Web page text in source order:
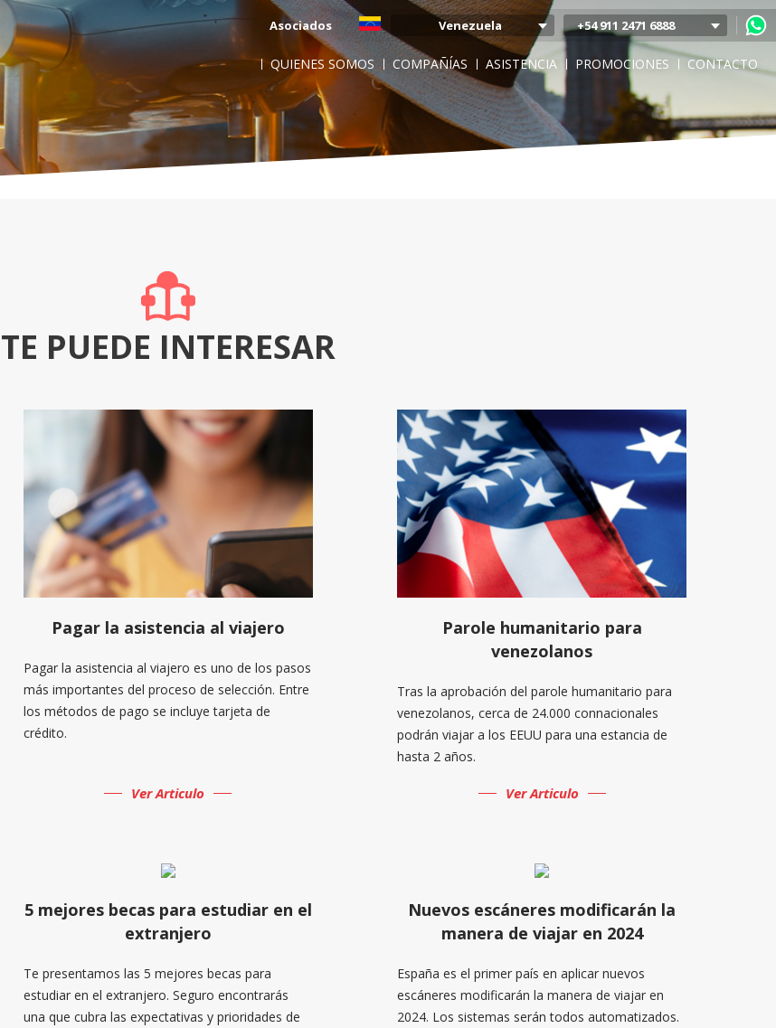
QUIENES SOMOS COMPAÑÍAS ASISTENCIA PROMOCIONES CONTACTO
+54 911 2471 6888
Venezuela
Argentina
Colombia
Mexico
Chile
Uruguay
Bolivia
Asociados
TE PUEDE INTERESAR
Pagar la asistencia al viajero
Pagar la asistencia al viajero es uno de los pasos
más importantes del proceso de selección. Entre
los métodos de pago se incluye tarjeta de
crédito.
Ver Articulo
Parole humanitario para
venezolanos
Tras la aprobación del parole humanitario para
venezolanos, cerca de 24.000 connacionales
podrán viajar a los EEUU para una estancia de
hasta 2 años.
Ver Articulo
5 mejores becas para estudiar en el
extranjero
Te presentamos las 5 mejores becas para
estudiar en el extranjero. Seguro encontrarás
una que cubra las expectativas y prioridades de
Nuevos escáneres modificarán la
manera de viajar en 2024
España es el primer país en aplicar nuevos
escáneres modificarán la manera de viajar en
2024. Los sistemas serán todos automatizados.